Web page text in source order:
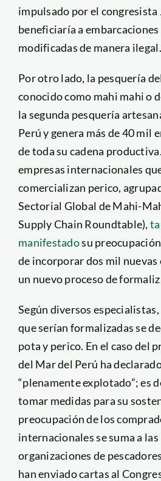
impulsado por el congresista
beneficiaría a
modificadas de manera ilegal.
Por otro lado, la pesquería
conocido como mahi mahi o
la segunda pesquería
Perú y genera más de 40 mil
de toda su cadena
empresas internacionales
comercializan perico,
Sectorial Global de Mahi-
Supply Chain Roundtable),
manifestadosu
de incorporar dos mil nuevas
un nuevo proceso de
Según diversos
que serían formalizadas se
pota y perico. En el caso del
del Mar del Perú ha
“plenamente explotado”; es
tomar medidas para su
preocupación de los
internacionales se suma a las
organizaciones de
han enviado cartas al